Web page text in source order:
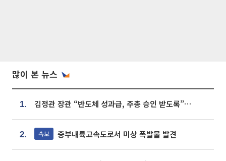
많이 본 뉴스
1. 김정관 장관 “반도체 성과급, 주총 승인 받도록”…상법·자본시장법 개정 시사
2. 속보 중부내륙고속도로서 미상 폭발물 발견